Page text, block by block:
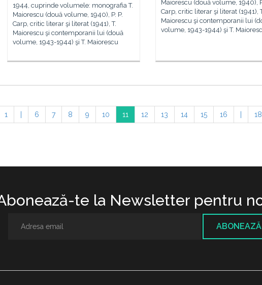
1944, cuprinde volumele: monografia T.
Maiorescu (două volume, 1940), P. P.
Carp, critic literar şi literat (1941), T.
Maiorescu şi contemporanii lui (două
volume, 1943-1944) şi T. Maiorescu
Maiorescu (două volume, 1940),
Carp, critic literar şi literat (1941),
Maiorescu şi contemporanii lui
volume, 1943-1944) şi T.
1 6 7 8 9 10 11 12 13 14 15 16 18
te la Newsletter pentru